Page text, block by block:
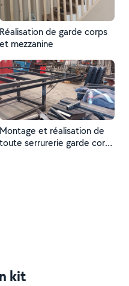
Réalisation de garde corps
et mezzanine
Montage et réalisation de
toute serrurerie garde corps
kit